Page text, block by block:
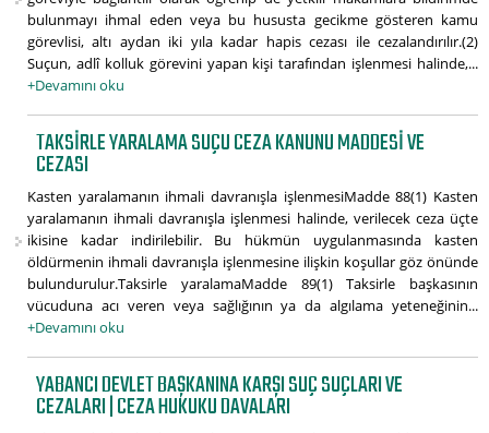
bulunmayı ihmal eden veya bu hususta gecikme gösteren kamu
görevlisi, altı aydan iki yıla kadar hapis cezası ile cezalandırılır.(2)
Suçun, adlî kolluk görevini yapan kişi tarafından işlenmesi halinde,...
+Devamını oku
TAKSIRLE YARALAMA SUÇU CEZA KANUNU MADDESI VE
CEZASI
Kasten yaralamanın ihmali davranışla işlenmesiMadde 88(1) Kasten
yaralamanın ihmali davranışla işlenmesi halinde, verilecek ceza üçte
ikisine kadar indirilebilir. Bu hükmün uygulanmasında kasten
öldürmenin ihmali davranışla işlenmesine ilişkin koşullar göz önünde
bulundurulur.Taksirle yaralamaMadde 89(1) Taksirle başkasının
vücuduna acı veren veya sağlığının ya da algılama yeteneğinin...
+Devamını oku
YABANCI DEVLET BAŞKANINA KARŞI SUÇ SUÇLARI VE
CEZALARI | CEZA HUKUKU DAVALARI